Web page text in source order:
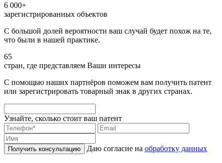
6 000+
зарегистрированных объектов
С большой долей вероятности ваш случай будет похож на те,
что были в нашей практике.
65
стран, где представляем Ваши интересы
С помощью наших партнёров поможем вам получить патент
или зарегистрировать товарный знак в других странах.
Узнайте, сколько стоит ваш патент
Получить консультацию Даю согласие на обработку данных